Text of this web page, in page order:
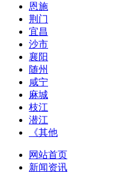
恩施
荆门
宜昌
沙市
襄阳
随州
咸宁
麻城
枝江
潜江
《其他
网站首页
新闻资讯